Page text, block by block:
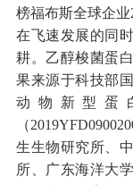
榜福布斯全球企业
在飞速发展的同
耕。乙醇梭菌蛋
果来源于科技部
动物新型蛋
（
生生物研究所、
所、广东海洋大